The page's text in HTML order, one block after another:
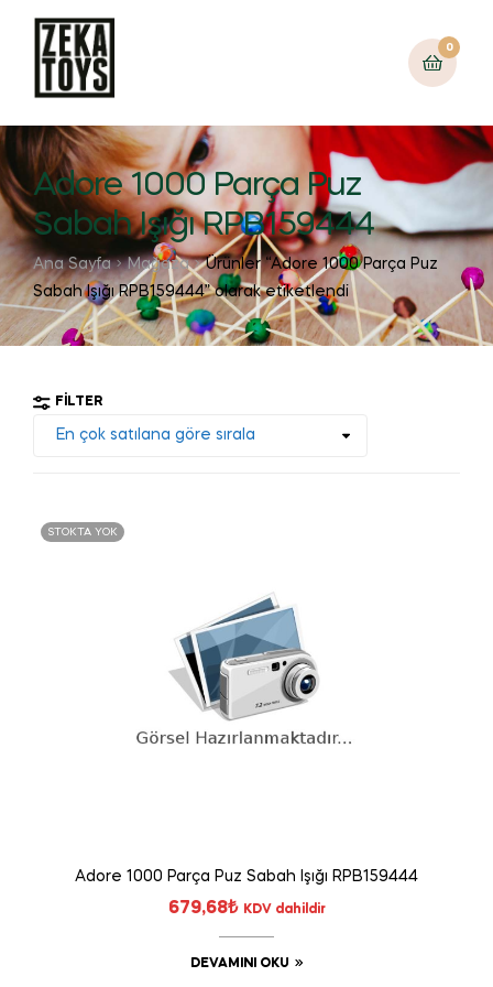
0
Adore 1000 Parça Puz
Sabah Işığı RPB159444
Ana Sayfa Mağaza
Ürünler “Adore 1000 Parça Puz
Sabah Işığı RPB159444” olarak etiketlendi
FILTER
STOKTA YOK
Adore 1000 Parça Puz Sabah Işığı RPB159444
679,68₺ KDV dahildir
DEVAMINI OKU